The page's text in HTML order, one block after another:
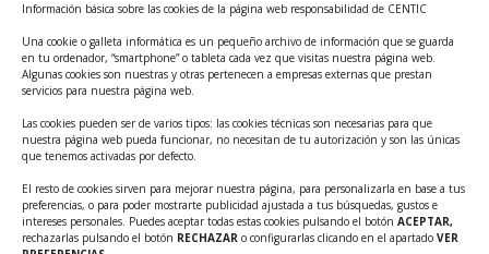
Información básica sobre las cookies de la página web responsabilidad de CENTIC
Una cookie o galleta informática es un pequeño archivo de información que se guarda
en tu ordenador, “smartphone” o tableta cada vez que visitas nuestra página web.
Algunas cookies son nuestras y otras pertenecen a empresas externas que prestan
servicios para nuestra página web.
Las cookies pueden ser de varios tipos: las cookies técnicas son necesarias para que
nuestra página web pueda funcionar, no necesitan de tu autorización y son las únicas
que tenemos activadas por defecto.
El resto de cookies sirven para mejorar nuestra página, para personalizarla en base a tus
preferencias, o para poder mostrarte publicidad ajustada a tus búsquedas, gustos e
intereses personales. Puedes aceptar todas estas cookies pulsando el botón ACEPTAR,
rechazarlas pulsando el botón RECHAZAR o configurarlas clicando en el apartado VER
Tecnológicos 2ª ed.
Ayudas INFO para el apoyo a las empresas
innovadoras con potencial tecnológico y escalables
Convocatoria Cheque de Innovación. Ayudas INFO
para la contratación de servicios de Innovación y
Competitividad
Cheque Inversión del INFO. Ayudas para la
contratación de servicios de Innovación y
Competitividad para apoyar rondas de financiación.